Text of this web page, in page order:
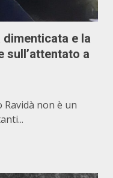
e la
sull’attentato a
Ravidà non è un